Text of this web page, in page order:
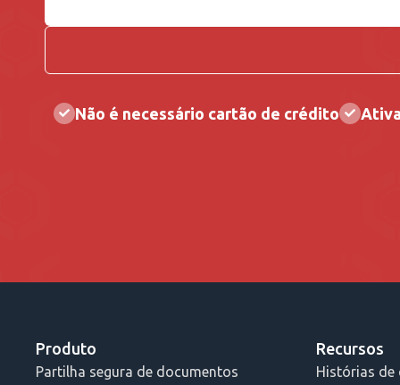
Não é necessário cartão de crédito
Produto
Partilha segura de documentos
Recursos
Histórias de